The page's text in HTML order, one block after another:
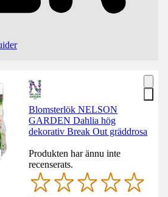
Blomsterlök NELSON
GARDEN Dahlia hög
dekorativ Break Out gräddrosa
Produkten har ännu inte
recenserats.